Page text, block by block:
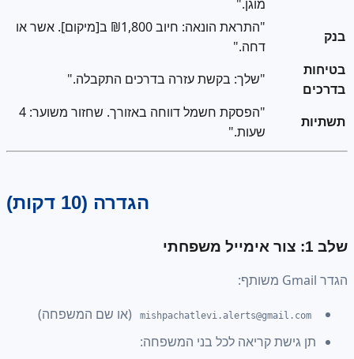
מוגן."
בנק
"התראת הונאה: חיוב ₪1,800 ב[מיקום]. אשר או
דחה."
בטיחות
בדרכים
"שלך: בקשת עזרה בדרכים התקבלה."
תשתיות
"הפסקת חשמל דווחה באזורך. שחזור משוער: 4
שעות."
הגדרה (10 דקות)
שלב 1: צור אימייל משפחתי
הגדר Gmail משותף:
mishpachatlevi.alerts@gmail.com
(או שם המשפחה)
תן גישת קריאה לכל בני המשפחה: